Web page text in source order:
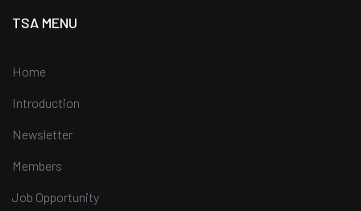
TSA MENU
Home
Introduction
Newsletter
Members
Job Opportunity